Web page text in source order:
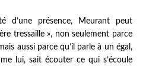
d’une présence, Meurant peut
tressaille », non seulement parce
aussi parce qu’il parle à un égal,
lui, sait écouter ce qui s’écoule